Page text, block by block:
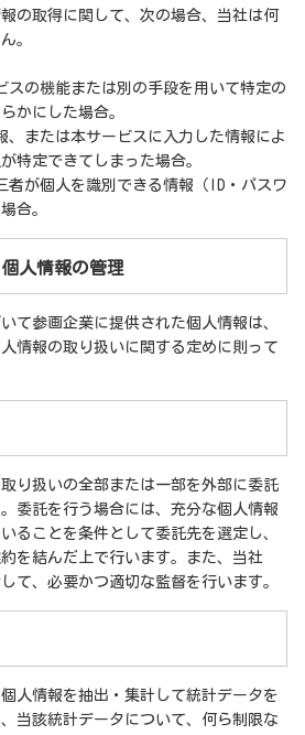
の取得に関して、次の場合、当社は何
。
スの機能または別の手段を用いて特定の
かにした場合。
または本サービスに入力した情報によ
特定できてしまった場合。
が個人を識別できる情報（ID・パスワ
合。
人情報の管理
て参画企業に提供された個人情報は、
情報の取り扱いに関する定めに則って
り扱いの全部または一部を外部に委託
委託を行う場合には、充分な個人情報
ることを条件として委託先を選定し、
を結んだ上で行います。また、当社
て、必要かつ適切な監督を行います。
人情報を抽出・集計して統計データを
当該統計データについて、何ら制限な